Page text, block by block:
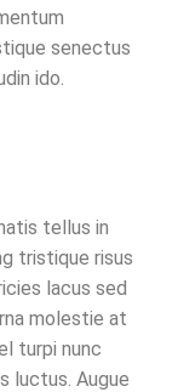
senectus
ido.
tellus in
tristique risus
lacus sed
molestie at
turpi nunc
luctus. Augue